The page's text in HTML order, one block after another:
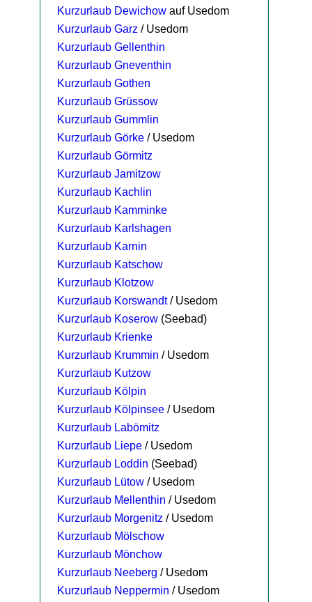
Kurzurlaub Dewichow auf Usedom
Kurzurlaub Garz / Usedom
Kurzurlaub Gellenthin
Kurzurlaub Gneventhin
Kurzurlaub Gothen
Kurzurlaub Grüssow
Kurzurlaub Gummlin
Kurzurlaub Görke / Usedom
Kurzurlaub Görmitz
Kurzurlaub Jamitzow
Kurzurlaub Kachlin
Kurzurlaub Kamminke
Kurzurlaub Karlshagen
Kurzurlaub Karnin
Kurzurlaub Katschow
Kurzurlaub Klotzow
Kurzurlaub Korswandt/ Usedom
Kurzurlaub Koserow (Seebad)
Kurzurlaub Krienke
Kurzurlaub Krummin / Usedom
Kurzurlaub Kutzow
Kurzurlaub Kölpin
Kurzurlaub Kölpinsee / Usedom
Kurzurlaub Labömitz
Kurzurlaub Liepe / Usedom
Kurzurlaub Loddin (Seebad)
Kurzurlaub Lütow / Usedom
Kurzurlaub Mellenthin / Usedom
Kurzurlaub Morgenitz / Usedom
Kurzurlaub Mölschow
Kurzurlaub Mönchow
Kurzurlaub Neeberg / Usedom
Kurzurlaub Neppermin / Usedom